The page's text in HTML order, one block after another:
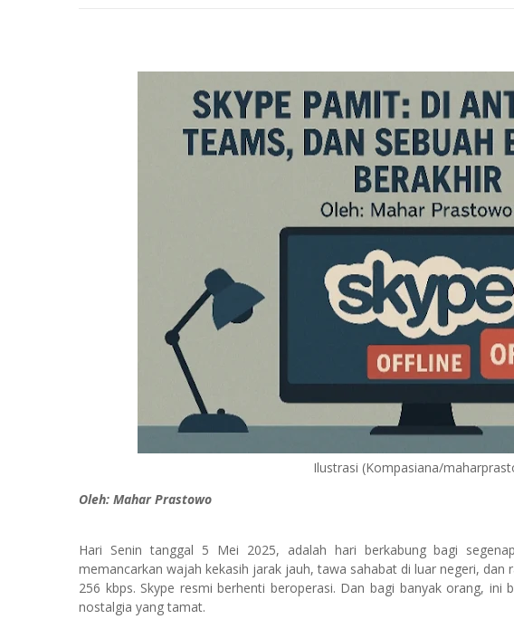
Ilustrasi (Kompasiana/
Oleh: Mahar Prastowo
Hari Senin tanggal 5 Mei 2025, adalah hari berkabung bagi
memancarkan wajah kekasih jarak jauh, tawa sahabat di luar negeri,
256 kbps. Skype resmi berhenti beroperasi. Dan bagi banyak orang,
nostalgia yang tamat.